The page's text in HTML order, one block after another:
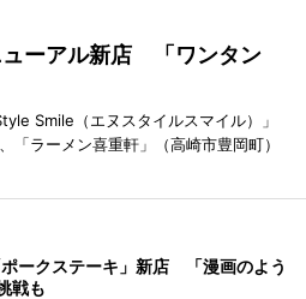
ューアル新店 「ワンタン
Smile（エヌスタイルスマイル）」
「ラーメン喜重軒」（高崎市豊岡町）
ークステーキ」新店 「漫画のよう
戦も